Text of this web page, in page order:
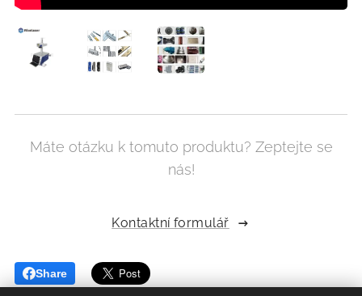
Máte otázku k tomuto produktu? Zeptejte se
nás!
Kontaktní formulář
Share